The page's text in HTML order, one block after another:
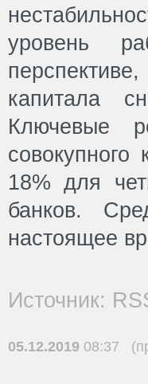
уровень
капитала
Ключевые
18% для
банков.
настоящее
Источник:
05.12.2019 08:37